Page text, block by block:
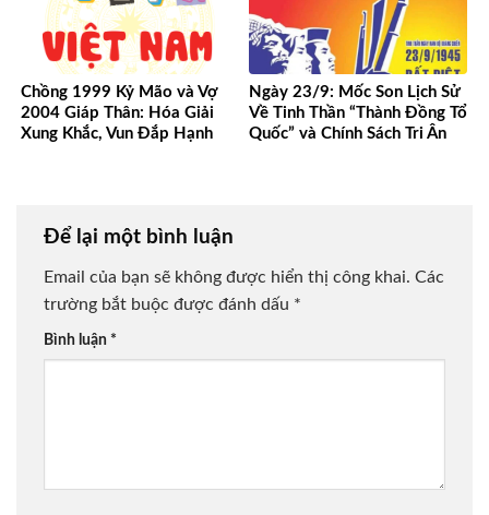
Chồng 1999 Kỷ Mão và Vợ
2004 Giáp Thân: Hóa Giải
Xung Khắc, Vun Đắp Hạnh
Ngày 23/9: Mốc Son Lịch Sử
Về Tinh Thần “Thành Đồng Tổ
Quốc” và Chính Sách Tri Ân
Để lại một bình luận
Email của bạn sẽ không được hiển thị công khai. Các
trường bắt buộc được đánh dấu *
Bình luận *